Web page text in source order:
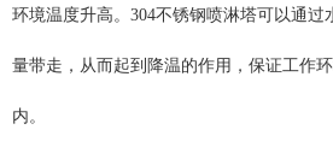
环境温度升高。304不锈钢喷淋塔可以通
量带走，从而起到降温的作用，保证工作
内。